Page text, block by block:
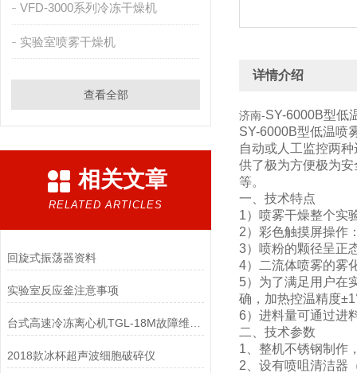
VFD-3000系列冷冻干燥机
实验室喷雾干燥机
查看全部
相关文章
RELATED ARTICLES
回旋式振荡器资料
实验室反应釜注意事项
2018款冰杯超声波细胞破碎仪
详情介绍
济南-SY-6000B型低
SY-6000B型低温喷
自动或人工监控两
供了极为方便极为
等。
一、技术特点
1）喷雾干燥整个实
2）彩色触摸屏操作
3）喷粉的颗径呈正
4）二流体喷雾的雾
5）为了满足用户在
确，加热控温精度
6）进料量可通过进
二、技术参数
1、整机不锈钢制作
2、设有喷咀清洁器